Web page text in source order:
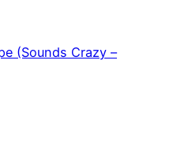
(Sounds Crazy –